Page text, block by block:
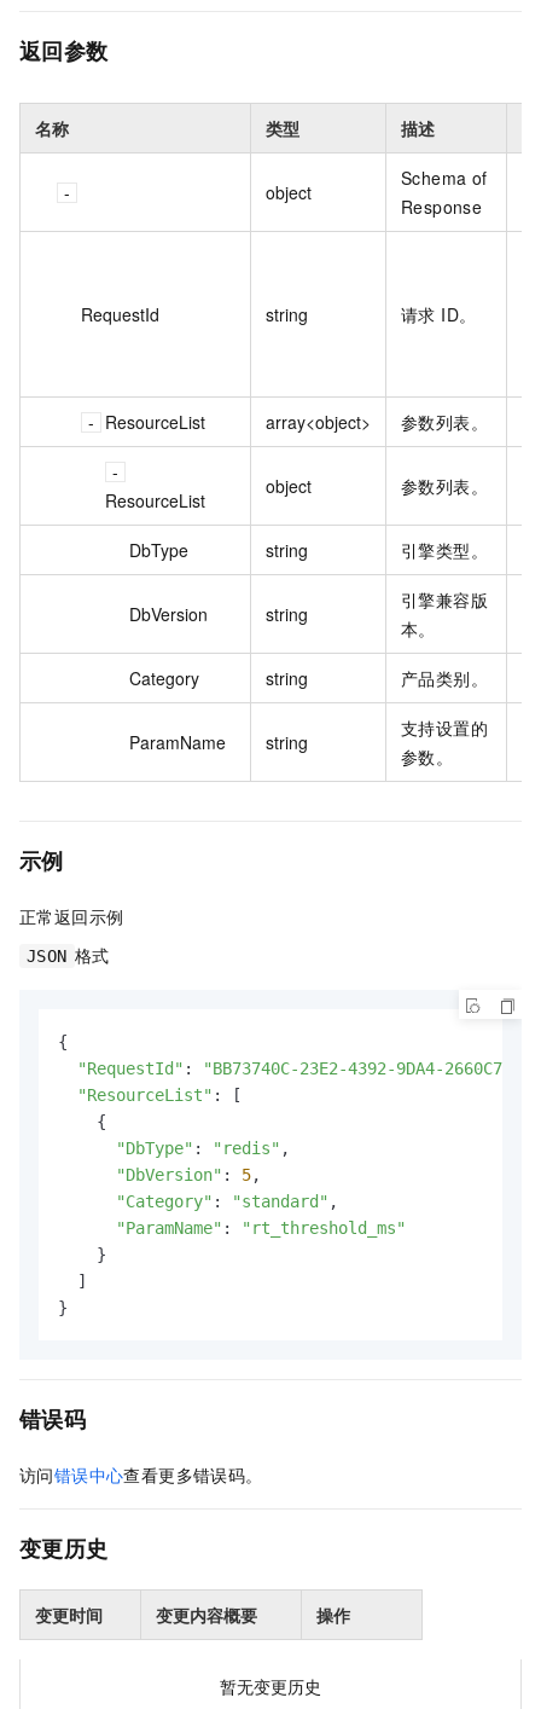
返回参数
名称 类型 描述
object
Schema of
Response
RequestId string 请求 ID。
ResourceList array<object> 参数列表。
ResourceList
object 参数列表。
DbType string 引擎类型。
DbVersion string
引擎兼容版
本。
Category string 产品类别。
ParamName string
支持设置的
参数。
示例
正常返回示例
JSON 格式
{
"RequestId" :
"BB73740C-23E2-4392-9DA4-
"ResourceList" : [
    {
"DbType" : "redis" ,
"DbVersion" : 5,
"Category" : "standard" ,
"ParamName" :
"rt_threshold_ms"
    }
  ]
}
错误码
访问错误中心查看更多错误码。
变更历史
变更时间 变更内容概要 操作
暂无变更历史